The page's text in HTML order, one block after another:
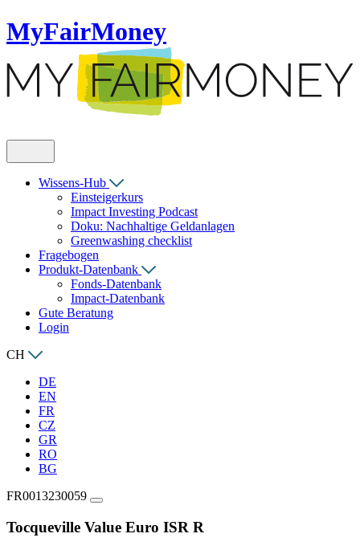
MyFairMoney
Wissens-Hub
Einsteigerkurs
Impact Investing Podcast
Doku: Nachhaltige Geldanlagen
Greenwashing checklist
Fragebogen
Produkt-Datenbank
Fonds-Datenbank
Impact-Datenbank
Gute Beratung
Login
CH
DE
EN
FR
CZ
GR
RO
BG
FR0013230059
Tocqueville Value Euro ISR R